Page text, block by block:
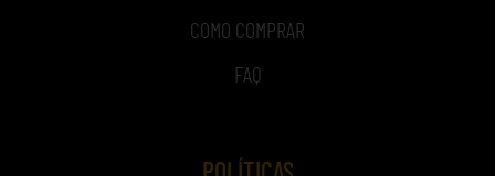
COMO COMPRAR
FAQ